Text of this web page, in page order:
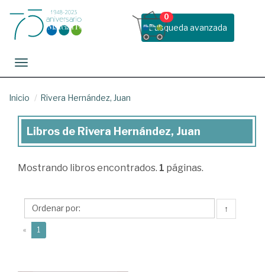
Busqueda avanzada
0
Toggle navigation
Inicio Rivera Hernández, Juan
Libros
Rivera
Juan
Libros de Rivera Hernández, Juan
Mostrando libros encontrados. 1 páginas.
↑
« 1